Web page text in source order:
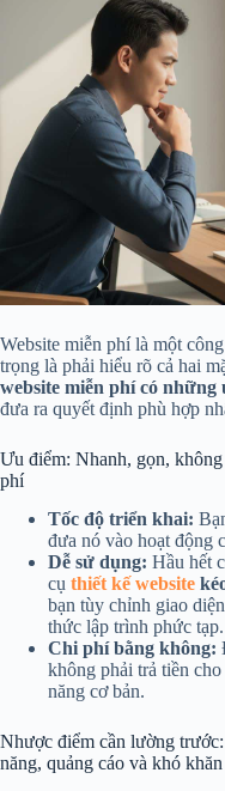
Website miễn phí là một
trọng là phải hiểu rõ cả hai
website miễn phí có
đưa ra quyết định phù hợp
Ưu điểm: Nhanh, gọn,
phí
Tốc độ triển khai:
đưa nó vào hoạt động
Dễ sử dụng: Hầu hết
cụ thiết kế website
bạn tùy chỉnh giao
thức lập trình phức tạp.
Chi phí bằng không:
không phải trả tiền cho
năng cơ bản.
Nhược điểm cần lường
năng, quảng cáo và khó